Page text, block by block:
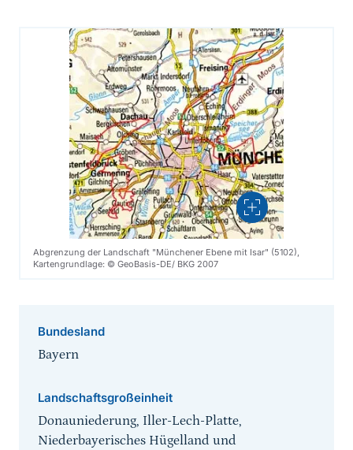
Vergrößern
Abgrenzung der Landschaft "Münchener Ebene mit Isar" (5102),
Kartengrundlage: © GeoBasis-DE/ BKG 2007
Bundesland
Bayern
Landschaftsgroßeinheit
Donauniederung, Iller-Lech-Platte,
Niederbayerisches Hügelland und